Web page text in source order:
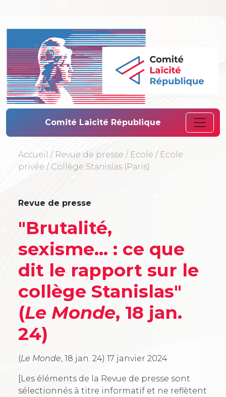
Comité Laïcité
Comité Laicité République
Accueil / Revue de presse / Ecole / Ecole
privée / Collège Stanislas (Paris)
Revue de presse
"Brutalité,
sexisme… : ce que
dit le rapport sur le
collège Stanislas"
(Le Monde, 18 jan.
24)
(Le Monde , 18 jan. 24) 17 janvier 2024
[Les éléments de la Revue de presse sont
sélectionnés à titre informatif et ne reflètent